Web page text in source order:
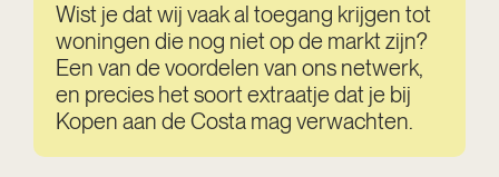
Wist je dat wij vaak al toegang krijgen tot
woningen die nog niet op de markt zijn?
Een van de voordelen van ons netwerk,
en precies het soort extraatje dat je bij
Kopen aan de Costa mag verwachten.